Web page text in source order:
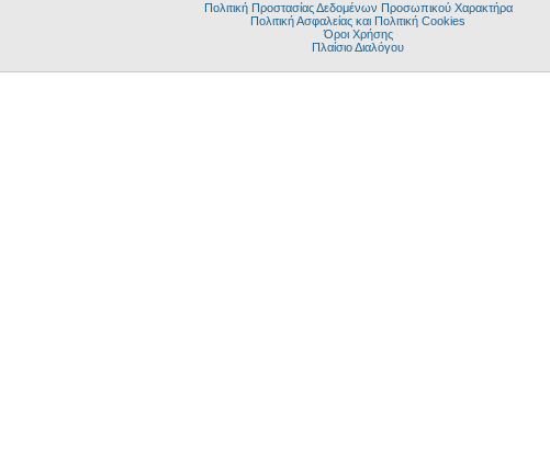
Πολιτική Προστασίας Δεδομένων Προσωπικού Χαρακτήρα
Πολιτική Ασφαλείας και Πολιτική Cookies
Όροι Χρήσης
Πλαίσιο Διαλόγου